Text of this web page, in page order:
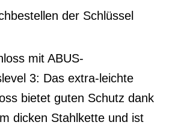
der Schlüssel
mit ABUS-
3: Das extra-leichte
bietet guten Schutz dank
dicken Stahlkette und ist